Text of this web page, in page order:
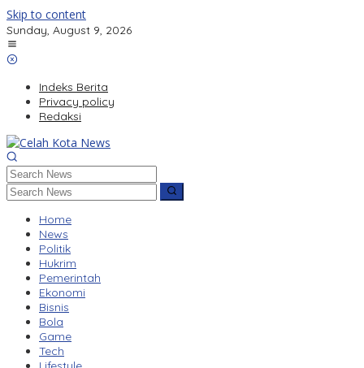
Skip to content
Sunday, August 9, 2026
Indeks Berita
Privacy policy
Redaksi
Home
News
Politik
Hukrim
Pemerintah
Ekonomi
Bisnis
Bola
Game
Tech